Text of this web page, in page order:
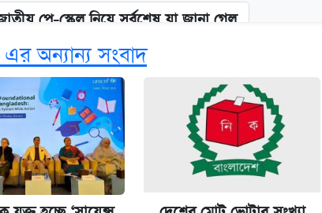
পে-স্কেল নিয়ে সর্বশেষ যা জানা গেল
নতুন সচিব নিয়োগ দিল সরকার
বাজারে স্বর্ণ-রুপার দাম (৫ আগস্ট)
মেডিকেল ভর্তি পরীক্ষা, জানা গেল যা
অন্যান্য সংবাদ